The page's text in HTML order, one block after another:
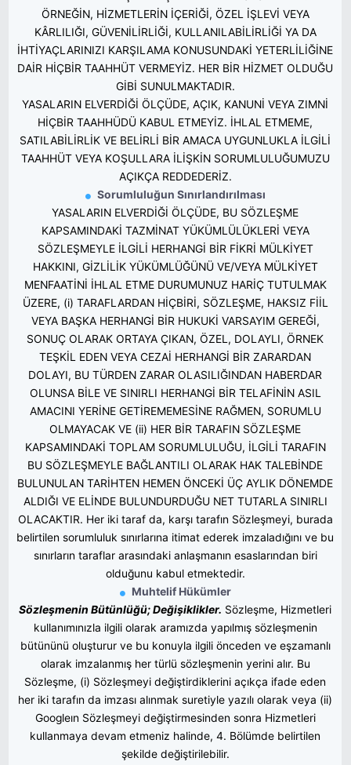
ÖRNEĞİN, HİZMETLERİN İÇERİĞİ, ÖZEL İŞLEVİ VEYA
KÂRLILIĞI, GÜVENİLİRLİĞİ, KULLANILABİLİRLİĞİ YA DA
İHTİYAÇLARINIZI KARŞILAMA KONUSUNDAKİ YETERLİLİĞİNE
DAİR HİÇBİR TAAHHÜT VERMEYİZ. HER BİR HİZMET OLDUĞU
GİBİ SUNULMAKTADIR.
YASALARIN ELVERDİĞİ ÖLÇÜDE, AÇIK, KANUNİ VEYA ZIMNİ
HİÇBİR TAAHHÜDÜ KABUL ETMEYİZ. İHLAL ETMEME,
SATILABİLİRLİK VE BELİRLİ BİR AMACA UYGUNLUKLA İLGİLİ
TAAHHÜT VEYA KOŞULLARA İLİŞKİN SORUMLULUĞUMUZU
AÇIKÇA REDDEDERİZ.
Sorumluluğun Sınırlandırılması
YASALARIN ELVERDİĞİ ÖLÇÜDE, BU SÖZLEŞME
KAPSAMINDAKİ TAZMİNAT YÜKÜMLÜLÜKLERİ VEYA
SÖZLEŞMEYLE İLGİLİ HERHANGİ BİR FİKRİ MÜLKİYET
HAKKINI, GİZLİLİK YÜKÜMLÜĞÜNÜ VE/VEYA MÜLKİYET
MENFAATİNİ İHLAL ETME DURUMUNUZ HARİÇ TUTULMAK
ÜZERE, (i) TARAFLARDAN HİÇBİRİ, SÖZLEŞME, HAKSIZ FİİL
VEYA BAŞKA HERHANGİ BİR HUKUKİ VARSAYIM GEREĞİ,
SONUÇ OLARAK ORTAYA ÇIKAN, ÖZEL, DOLAYLI, ÖRNEK
TEŞKİL EDEN VEYA CEZAİ HERHANGİ BİR ZARARDAN
DOLAYI, BU TÜRDEN ZARAR OLASILIĞINDAN HABERDAR
OLUNSA BİLE VE SINIRLI HERHANGİ BİR TELAFİNİN ASIL
AMACINI YERİNE GETİREMEMESİNE RAĞMEN, SORUMLU
OLMAYACAK VE (ii) HER BİR TARAFIN SÖZLEŞME
KAPSAMINDAKİ TOPLAM SORUMLULUĞU, İLGİLİ TARAFIN
BU SÖZLEŞMEYLE BAĞLANTILI OLARAK HAK TALEBİNDE
BULUNULAN TARİHTEN HEMEN ÖNCEKİ ÜÇ AYLIK DÖNEMDE
ALDIĞI VE ELİNDE BULUNDURDUĞU NET TUTARLA SINIRLI
OLACAKTIR. Her iki taraf da, karşı tarafın Sözleşmeyi, burada
belirtilen sorumluluk sınırlarına itimat ederek imzaladığını ve bu
sınırların taraflar arasındaki anlaşmanın esaslarından biri
olduğunu kabul etmektedir.
Muhtelif Hükümler
Sözleşmenin Bütünlüğü; Değişiklikler. Sözleşme, Hizmetleri
kullanımınızla ilgili olarak aramızda yapılmış sözleşmenin
bütününü oluşturur ve bu konuyla ilgili önceden ve eşzamanlı
olarak imzalanmış her türlü sözleşmenin yerini alır. Bu
Sözleşme, (i) Sözleşmeyi değiştirdiklerini açıkça ifade eden
her iki tarafın da imzası alınmak suretiyle yazılı olarak veya (ii)
Googleın Sözleşmeyi değiştirmesinden sonra Hizmetleri
kullanmaya devam etmeniz halinde, 4. Bölümde belirtilen
şekilde değiştirilebilir.